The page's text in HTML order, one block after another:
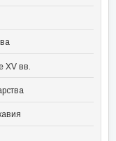
XV вв.